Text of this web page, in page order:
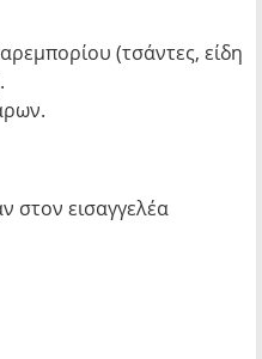
(τσάντες, είδη
στον εισαγγελέα